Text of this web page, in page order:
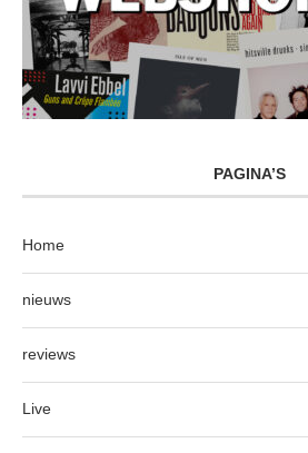
PAGINA’S
Home
nieuws
reviews
Live